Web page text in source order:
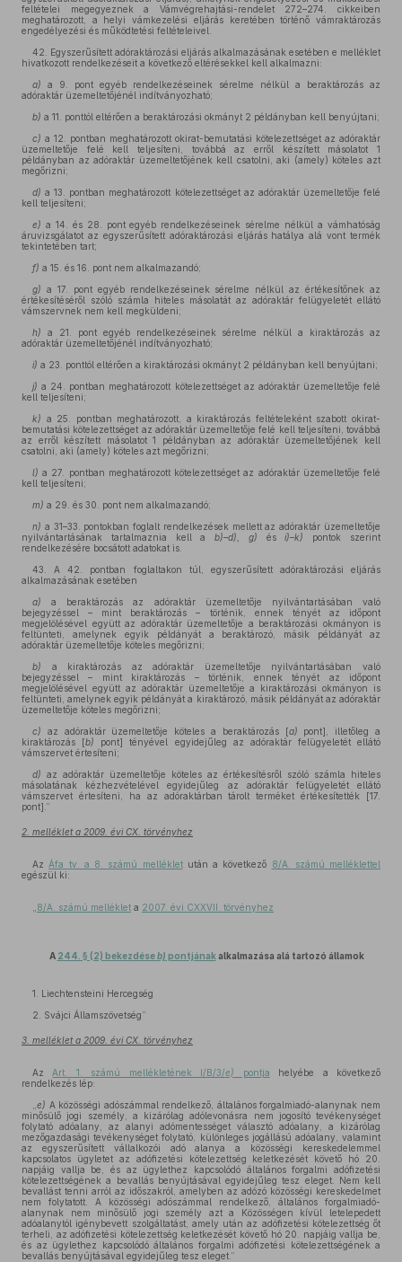
feltételei megegyeznek a Vámvégrehajtási-rendelet 272–274. cikkeiben
meghatározott, a helyi vámkezelési eljárás keretében történő vámraktározás
engedélyezési és működtetési feltételeivel.
42. Egyszerűsített adóraktározási eljárás alkalmazásának esetében e melléklet
hivatkozott rendelkezéseit a következő eltérésekkel kell alkalmazni:
a) a 9. pont egyéb rendelkezéseinek sérelme nélkül a beraktározás az
adóraktár üzemeltetőjénél indítványozható;
b) a 11. ponttól eltérően a beraktározási okmányt 2 példányban kell benyújtani;
c) a 12. pontban meghatározott okirat-bemutatási kötelezettséget az adóraktár
üzemeltetője felé kell teljesíteni, továbbá az erről készített másolatot 1
példányban az adóraktár üzemeltetőjének kell csatolni, aki (amely) köteles azt
megőrizni;
d) a 13. pontban meghatározott kötelezettséget az adóraktár üzemeltetője felé
kell teljesíteni;
e) a 14. és 28. pont egyéb rendelkezéseinek sérelme nélkül a vámhatóság
áruvizsgálatot az egyszerűsített adóraktározási eljárás hatálya alá vont termék
tekintetében tart;
f) a 15. és 16. pont nem alkalmazandó;
g) a 17. pont egyéb rendelkezéseinek sérelme nélkül az értékesítőnek az
értékesítéséről szóló számla hiteles másolatát az adóraktár felügyeletét ellátó
vámszervnek nem kell megküldeni;
h) a 21. pont egyéb rendelkezéseinek sérelme nélkül a kiraktározás az
adóraktár üzemeltetőjénél indítványozható;
i) a 23. ponttól eltérően a kiraktározási okmányt 2 példányban kell benyújtani;
j) a 24. pontban meghatározott kötelezettséget az adóraktár üzemeltetője felé
kell teljesíteni;
k) a 25. pontban meghatározott, a kiraktározás feltételeként szabott okirat-
bemutatási kötelezettséget az adóraktár üzemeltetője felé kell teljesíteni, továbbá
az erről készített másolatot 1 példányban az adóraktár üzemeltetőjének kell
csatolni, aki (amely) köteles azt megőrizni;
l) a 27. pontban meghatározott kötelezettséget az adóraktár üzemeltetője felé
kell teljesíteni;
m) a 29. és 30. pont nem alkalmazandó;
n) a 31–33. pontokban foglalt rendelkezések mellett az adóraktár üzemeltetője
nyilvántartásának tartalmaznia kell ab)–d), g) ési)–k)
pontok szerint
rendelkezésére bocsátott adatokat is.
43. A 42. pontban foglaltakon túl, egyszerűsített adóraktározási eljárás
alkalmazásának esetében
a) a beraktározás az adóraktár üzemeltetője nyilvántartásában való
bejegyzéssel – mint beraktározás – történik, ennek tényét az időpont
megjelölésével együtt az adóraktár üzemeltetője a beraktározási okmányon is
feltünteti, amelynek egyik példányát a beraktározó, másik példányát az
adóraktár üzemeltetője köteles megőrizni;
b) a kiraktározás az adóraktár üzemeltetője nyilvántartásában való
bejegyzéssel – mint kiraktározás – történik, ennek tényét az időpont
megjelölésével együtt az adóraktár üzemeltetője a kiraktározási okmányon is
feltünteti, amelynek egyik példányát a kiraktározó, másik példányát az adóraktár
üzemeltetője köteles megőrizni;
c) az adóraktár üzemeltetője köteles a beraktározás [a) pont], illetőleg a
kiraktározás [b) pont] tényével egyidejűleg az adóraktár felügyeletét ellátó
vámszervet értesíteni;
d) az adóraktár üzemeltetője köteles az értékesítésről szóló számla hiteles
másolatának kézhezvételével egyidejűleg az adóraktár felügyeletét ellátó
vámszervet értesíteni, ha az adóraktárban tárolt terméket értékesítették [17.
pont].”
2. melléklet a 2009. évi CX. törvényhez
Az Áfa tv. a 8. számú mellékletután a következő 8/A. számú melléklettel
egészül ki:
8/A. számú melléklet a 2007. évi CXXVII. törvényhez
A 244. § (2) bekezdéseb) pontjánakalkalmazása alá tartozó államok
1. Liechtensteini Hercegség
2. Svájci Államszövetség”
3. melléklet a 2009. évi CX. törvényhez
Az Art. 1. számú mellékletének I/B/3/e) pontja helyébe a következő
rendelkezés lép:
e) A közösségi adószámmal rendelkező, általános forgalmiadó-alanynak nem
minősülő jogi személy, a kizárólag adólevonásra nem jogosító tevékenységet
folytató adóalany, az alanyi adómentességet választó adóalany, a kizárólag
mezőgazdasági tevékenységet folytató, különleges jogállású adóalany, valamint
az egyszerűsített vállalkozói adó alanya a közösségi kereskedelemmel
kapcsolatos ügyletet az adófizetési kötelezettség keletkezését követő hó 20.
napjáig vallja be, és az ügylethez kapcsolódó általános forgalmi adófizetési
kötelezettségének a bevallás benyújtásával egyidejűleg tesz eleget. Nem kell
bevallást tenni arról az időszakról, amelyben az adózó közösségi kereskedelmet
nem folytatott. A közösségi adószámmal rendelkező, általános forgalmiadó-
alanynak nem minősülő jogi személy azt a Közösségen kívül letelepedett
adóalanytól igénybevett szolgáltatást, amely után az adófizetési kötelezettség őt
terheli, az adófizetési kötelezettség keletkezését követő hó 20. napjáig vallja be,
és az ügylethez kapcsolódó általános forgalmi adófizetési kötelezettségének a
bevallás benyújtásával egyidejűleg tesz eleget.”